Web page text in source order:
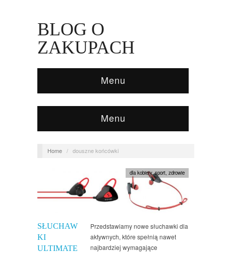
BLOG O
ZAKUPACH
Menu
Menu
Home / douszne końcówki
SŁUCHAW
KI
ULTIMATE
dla kobiety,sport ,zdrowie
Przedstawiamy nowe słuchawki dla
aktywnych, które spełnią nawet
najbardziej wymagające